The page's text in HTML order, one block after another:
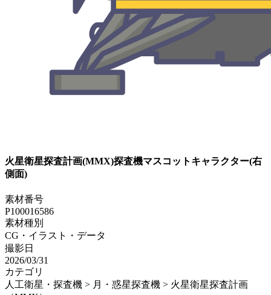
火星衛星探査計画(MMX)探査機マスコットキャラクター(右
側面)
素材番号
P100016586
素材種別
CG・イラスト・データ
撮影日
2026/03/31
カテゴリ
人工衛星・探査機 > 月・惑星探査機 > 火星衛星探査計画